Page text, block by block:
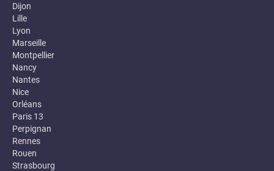
Dijon
Lille
Lyon
Marseille
Montpellier
Nancy
Nantes
Nice
Orléans
Paris 13
Perpignan
Rennes
Rouen
Strasbourg